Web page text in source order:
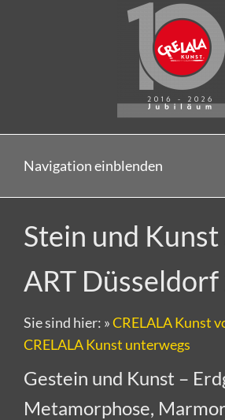
Navigation einblenden
Stein und
ART
Sie sind hier: »CRELALA Kunst
CRELALA Kunst unterwegs
Gestein und Kunst –
Metamorphose,